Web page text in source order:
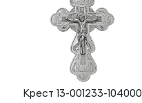
Крест 13-001233-104000